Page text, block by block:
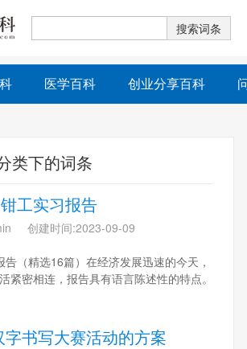
医学百科 创业分享百科
类下的词条
工实习报告
创建时间:2023-09-09
（精选16篇）在经济发展迅速的今天，
紧密相连，报告具有语言陈述性的特点。
书写大赛活动的方案